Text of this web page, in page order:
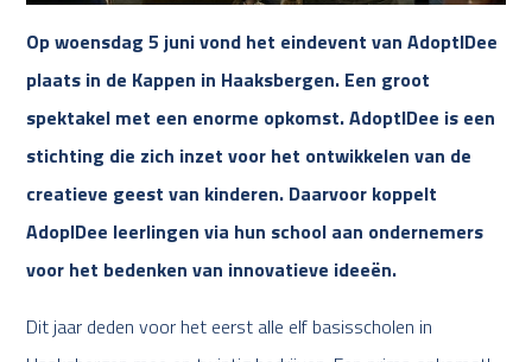
Op woensdag 5 juni vond het eindevent van AdoptIDee
plaats in de Kappen in Haaksbergen. Een groot
spektakel met een enorme opkomst. AdoptIDee is een
stichting die zich inzet voor het ontwikkelen van de
creatieve geest van kinderen. Daarvoor koppelt
AdopIDee leerlingen via hun school aan ondernemers
voor het bedenken van innovatieve ideeën.
Dit jaar deden voor het eerst alle elf basisscholen in